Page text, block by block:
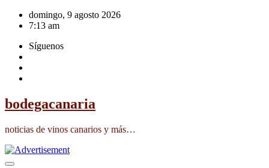
Saltar
domingo, 9 agosto 2026
7:13 am
Síguenos
bodegacanaria
noticias de vinos canarios y más…